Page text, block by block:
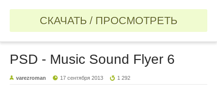
СКАЧАТЬ / ПРОСМОТРЕТЬ
PSD - Music Sound Flyer 6
varezroman 17 сентября 2013 1 292